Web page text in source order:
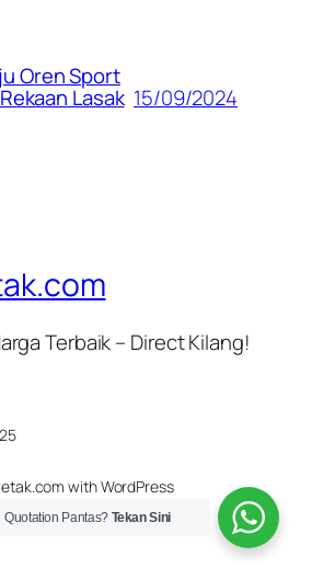
Oren Sport
Lasak 15/09/2024
Terbaik – Direct Kilang!
with WordPress
Quotation Pantas? Tekan Sini